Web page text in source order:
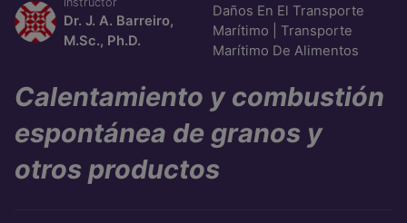
Dr. J. A. Barreiro,
M.Sc., Ph.D.
Daños En El Transporte
Marítimo
Transporte
Marítimo De Alimentos
Calentamiento y combustión
espontánea de granos y
otros productos